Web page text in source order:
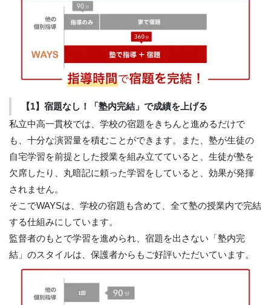
【1】宿題なし！「塾内完結」で成績を上げる
私立中高一貫校では、学校の宿題をきちんと進めるだけで
も、十分な演習量を積むことができます。また、塾が生徒の
自宅学習を前提とした授業を組み立てていると、生徒が塾を
欠席したり、丸暗記に頼った学習をしていると、効果が発揮
されません。
そこでWAYSは、学校の宿題も含めて、全て塾の授業内で完結
する仕組みにしています。
監督者のもとで学習を進められ、宿題を出さない「塾内完
結」のスタイルは、保護者からもご好評いただいています。